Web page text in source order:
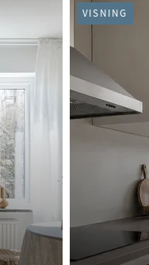
VISNING